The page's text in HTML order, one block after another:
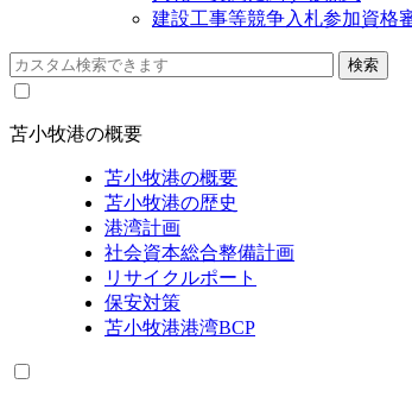
建設工事等競争入札参加資格
苫小牧港の概要
苫小牧港の概要
苫小牧港の歴史
港湾計画
社会資本総合整備計画
リサイクルポート
保安対策
苫小牧港港湾BCP